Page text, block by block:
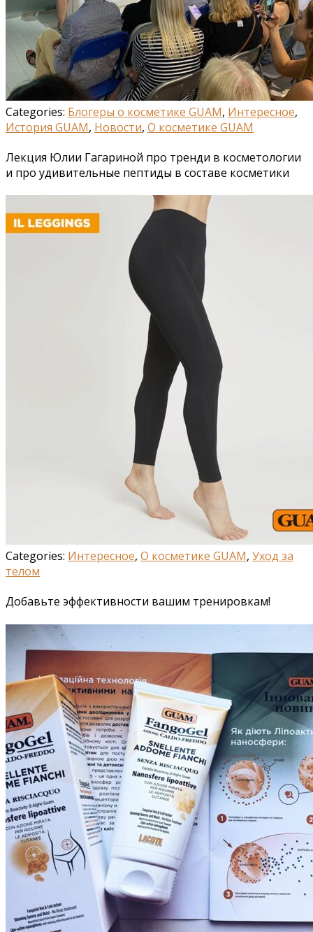
Categories: Блогеры о косметике GUAM, Интересное,
История GUAM, Новости, О косметике GUAM
Лекция Юлии Гагариной про тренди в косметологии
и про удивительные пептиды в составе косметики
Categories: Интересное, О косметике GUAM, Уход за
телом
Добавьте эффективности вашим тренировкам!